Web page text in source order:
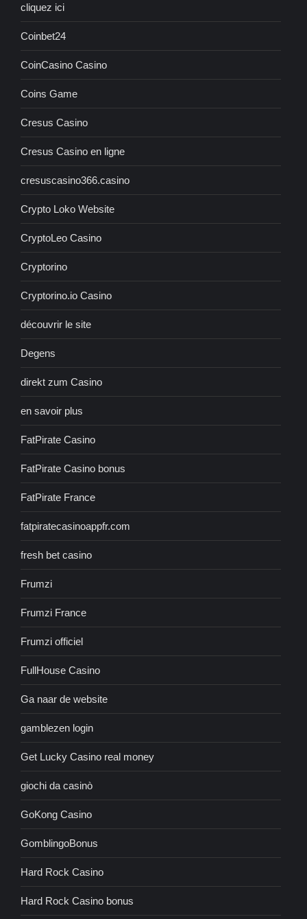
cliquez ici
Coinbet24
CoinCasino Casino
Coins Game
Cresus Casino
Cresus Casino en ligne
cresuscasino366.casino
Crypto Loko Website
CryptoLeo Casino
Cryptorino
Cryptorino.io Casino
découvrir le site
Degens
direkt zum Casino
en savoir plus
FatPirate Casino
FatPirate Casino bonus
FatPirate France
fatpiratecasinoappfr.com
fresh bet casino
Frumzi
Frumzi France
Frumzi officiel
FullHouse Casino
Ga naar de website
gamblezen login
Get Lucky Casino real money
giochi da casinò
GoKong Casino
GomblingoBonus
Hard Rock Casino
Hard Rock Casino bonus